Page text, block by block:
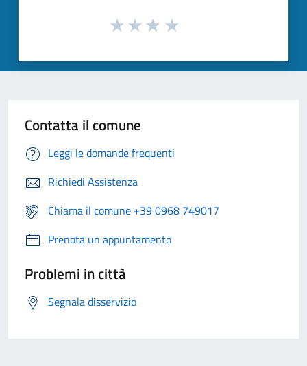
Contatta il comune
Leggi le domande frequenti
Richiedi Assistenza
Chiama il comune +39 0968 749017
Prenota un appuntamento
Problemi in città
Segnala disservizio